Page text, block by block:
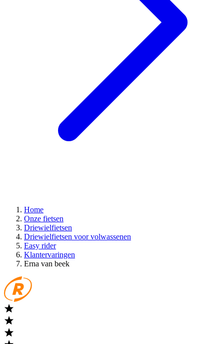
Home
Onze fietsen
Driewielfietsen
Driewielfietsen voor volwassenen
Easy rider
Klantervaringen
Erna van beek